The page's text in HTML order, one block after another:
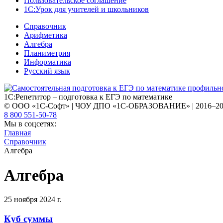
1С:Урок для учителей и школьников
Справочник
Арифметика
Алгебра
Планиметрия
Информатика
Русский язык
1С:Репетитор – подготовка к ЕГЭ по математике
© ООО «1С-Софт» | ЧОУ ДПО «1С-ОБРАЗОВАНИЕ» |
8 800 551-50-78
Мы в соцсетях:
Главная
Справочник
Алгебра
Алгебра
25 ноября 2024 г.
Куб суммы